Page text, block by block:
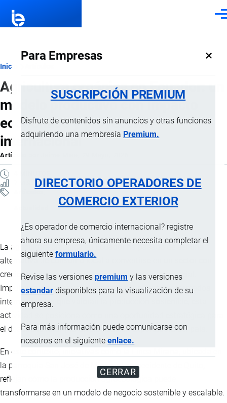
Para Empresas ×
SUSCRIPCIÓN PREMIUM
Disfrute de contenidos sin anuncios y otras funciones
adquiriendo una membresía Premium.
DIRECTORIO OPERADORES DE
COMERCIO EXTERIOR
¿Es operador de comercio internacional? registre
ahora su empresa, únicamente necesita completar el
siguienteformulario.
Revise las versionespremium y las versiones
estandar disponibles para la visualización de su
empresa.
Para más información puede comunicarse con
nosotros en el siguienteenlace.
CERRAR
Ruta
de
navegación
Inicio
Agricultura orgánica en Ecuador: un
modelo productivo con impacto
económico y proyección
internacional
Artículo
7 VISTAS
La agricultura orgánica en Ecuador ha pasado de ser una
alternativa de consumo local a convertirse en un sector con
creciente relevancia económica, ambiental y comercial.
Impulsada por consumidores más conscientes y mercados
internacionales que valoran la producción sostenible, esta
actividad se posiciona como una oportunidad estratégica para
el desarrollo rural y la diversificación exportadora del país.
En este contexto, iniciativas como la Finca Mirana, ubicada en
la parroquia San José de Minas, al noroccidente de Quito,
reflejan cómo la producción agroecológica puede
transformarse en un modelo de negocio sostenible y escalable.